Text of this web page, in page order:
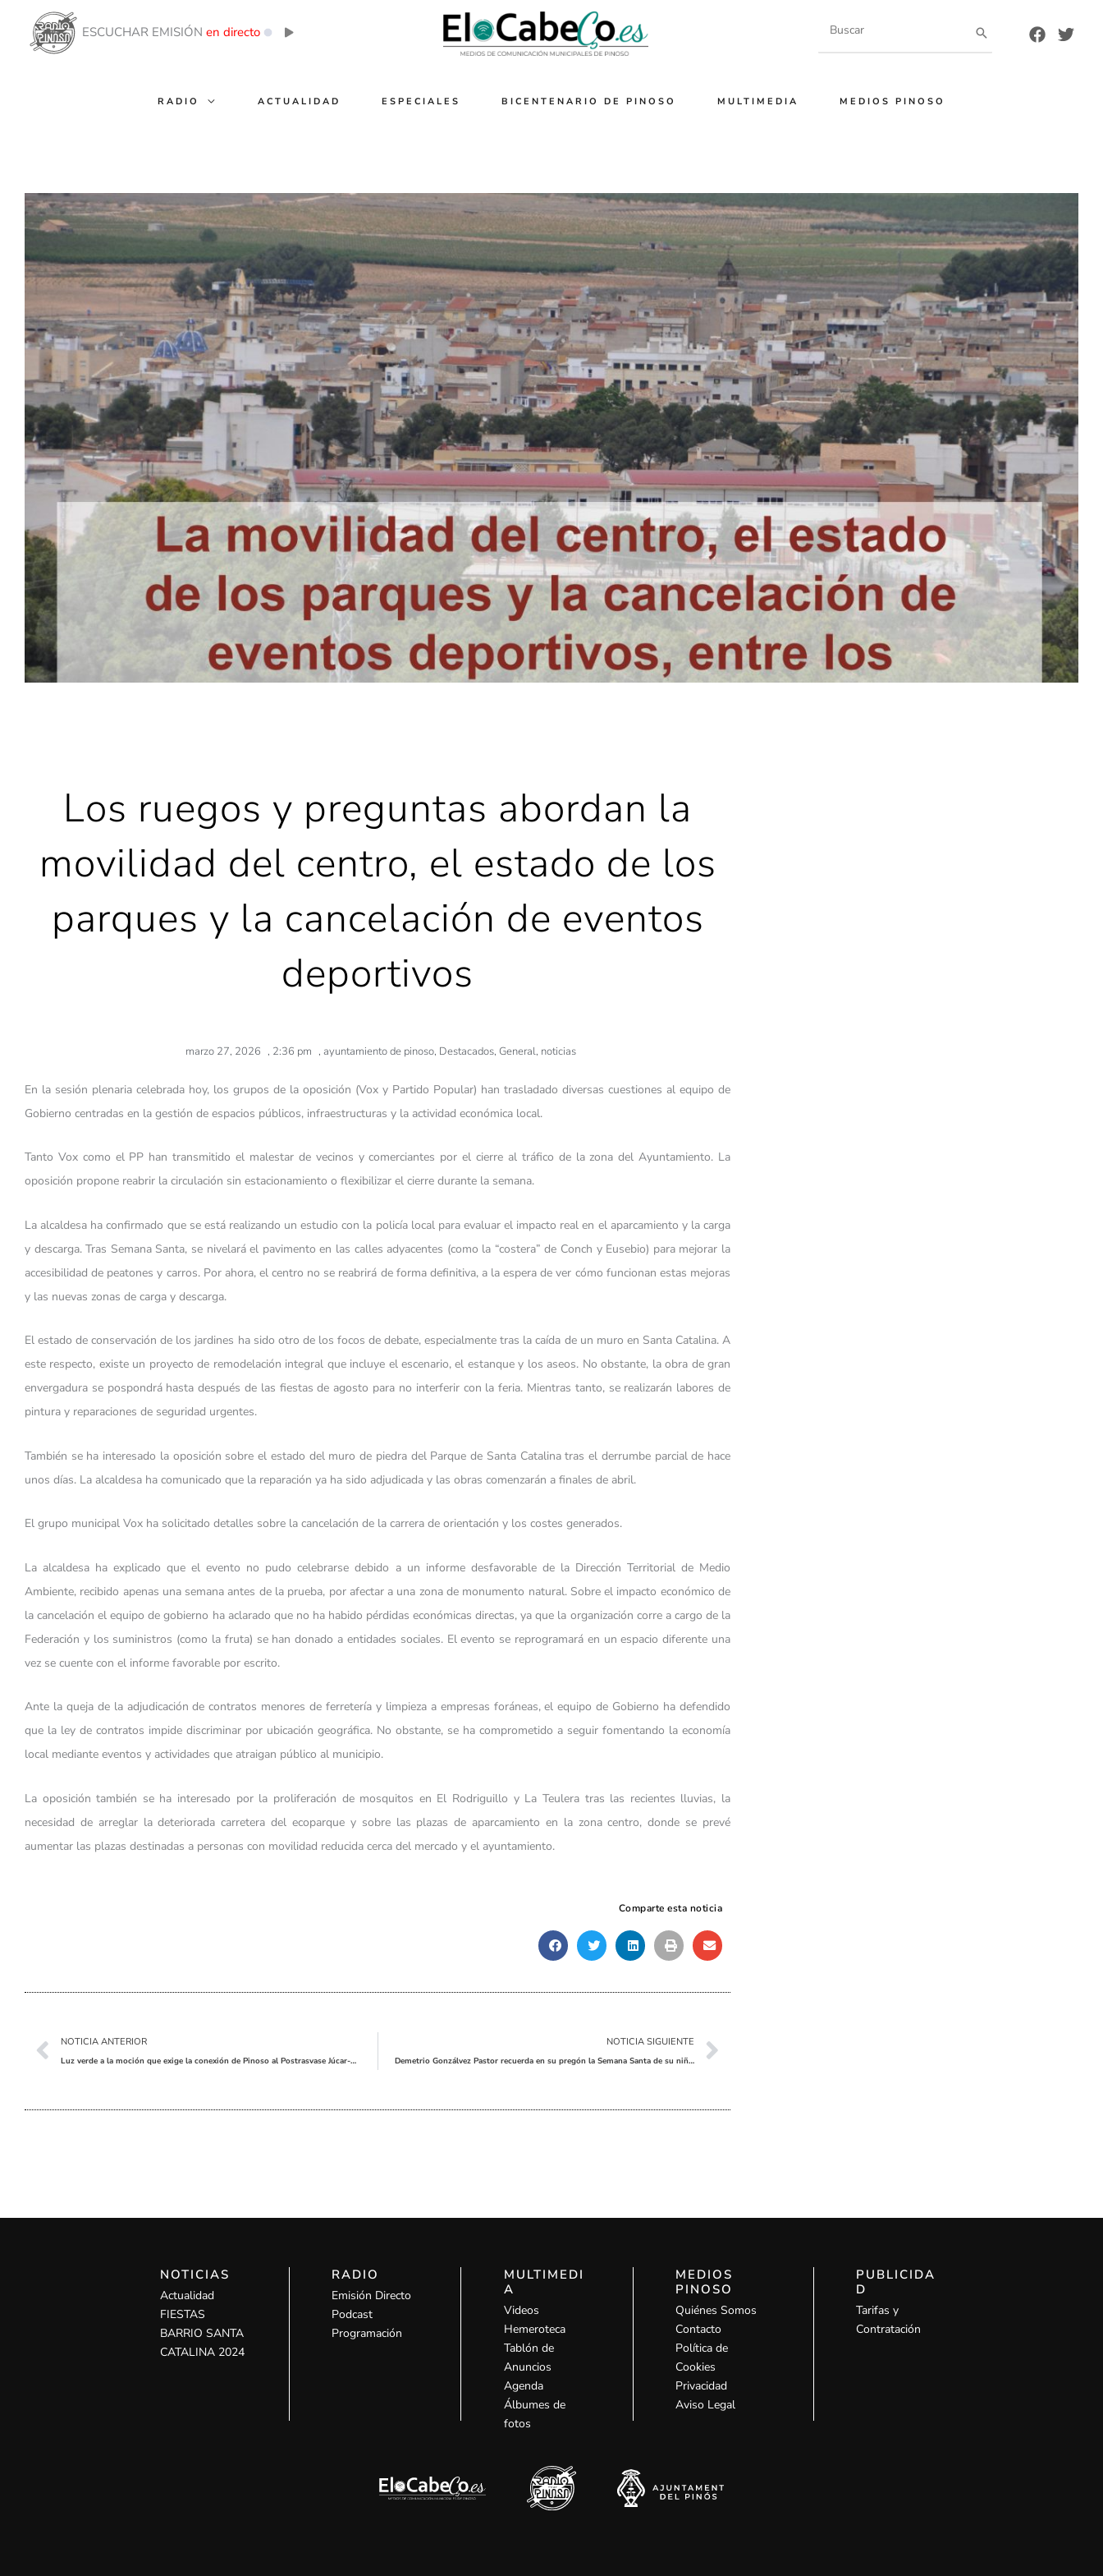
contenido
ESCUCHAR EMISIÓN en directo
por:
RADIO ACTUALIDAD ESPECIALES BICENTENARIO DE PINOSO MULTIMEDIA MEDIOS PINOSO
Los ruegos y preguntas abordan la
movilidad del centro, el estado de los
parques y la cancelación de eventos
deportivos
marzo 27, 2026 , 2:36 pm , ayuntamiento de pinoso, Destacados, General, noticias
En la sesión plenaria celebrada hoy, los grupos de la oposición (Vox y Partido Popular) han trasladado diversas cuestiones al equipo de
Gobierno centradas en la gestión de espacios públicos, infraestructuras y la actividad económica local.
Tanto Vox como el PP han transmitido el malestar de vecinos y comerciantes por el cierre al tráfico de la zona del Ayuntamiento. La
oposición propone reabrir la circulación sin estacionamiento o flexibilizar el cierre durante la semana.
La alcaldesa ha confirmado que se está realizando un estudio con la policía local para evaluar el impacto real en el aparcamiento y la carga
y descarga. Tras Semana Santa, se nivelará el pavimento en las calles adyacentes (como la “costera” de Conch y Eusebio) para mejorar la
accesibilidad de peatones y carros. Por ahora, el centro no se reabrirá de forma definitiva, a la espera de ver cómo funcionan estas mejoras
y las nuevas zonas de carga y descarga.
El estado de conservación de los jardines ha sido otro de los focos de debate, especialmente tras la caída de un muro en Santa Catalina. A
este respecto, existe un proyecto de remodelación integral que incluye el escenario, el estanque y los aseos. No obstante, la obra de gran
envergadura se pospondrá hasta después de las fiestas de agosto para no interferir con la feria. Mientras tanto, se realizarán labores de
pintura y reparaciones de seguridad urgentes.
También se ha interesado la oposición sobre el estado del muro de piedra del Parque de Santa Catalina tras el derrumbe parcial de hace
unos días. La alcaldesa ha comunicado que la reparación ya ha sido adjudicada y las obras comenzarán a finales de abril.
El grupo municipal Vox ha solicitado detalles sobre la cancelación de la carrera de orientación y los costes generados.
La alcaldesa ha explicado que el evento no pudo celebrarse debido a un informe desfavorable de la Dirección Territorial de Medio
Ambiente, recibido apenas una semana antes de la prueba, por afectar a una zona de monumento natural. Sobre el impacto económico de
la cancelación el equipo de gobierno ha aclarado que no ha habido pérdidas económicas directas, ya que la organización corre a cargo de la
Federación y los suministros (como la fruta) se han donado a entidades sociales. El evento se reprogramará en un espacio diferente una
vez se cuente con el informe favorable por escrito.
Ante la queja de la adjudicación de contratos menores de ferretería y limpieza a empresas foráneas, el equipo de Gobierno ha defendido
que la ley de contratos impide discriminar por ubicación geográfica. No obstante, se ha comprometido a seguir fomentando la economía
local mediante eventos y actividades que atraigan público al municipio.
La oposición también se ha interesado por la proliferación de mosquitos en El Rodriguillo y La Teulera tras las recientes lluvias, la
necesidad de arreglar la deteriorada carretera del ecoparque y sobre las plazas de aparcamiento en la zona centro, donde se prevé
aumentar las plazas destinadas a personas con movilidad reducida cerca del mercado y el ayuntamiento.
Comparte esta noticia
AntNOTICIA ANTERIOR
Luz verde a la moción que exige la conexión de Pinoso al Postrasvase Júcar-Vinalopó tras 14 años de espera
NOTICIA SIGUIENTE
Demetrio Gonzálvez Pastor recuerda en su pregón la Semana Santa de su niñez y juventud y su vinculación familiar con la Centuria Romana
Siguiente
NOTICIAS
Actualidad
FIESTAS
BARRIO SANTA
CATALINA 2024
RADIO
Emisión Directo
Podcast
Programación
MULTIMEDI
A
Videos
Hemeroteca
Tablón de
Anuncios
Agenda
Álbumes de
fotos
MEDIOS
PINOSO
Quiénes Somos
Contacto
Política de
Cookies
Privacidad
Aviso Legal
PUBLICIDA
D
Tarifas y
Contratación